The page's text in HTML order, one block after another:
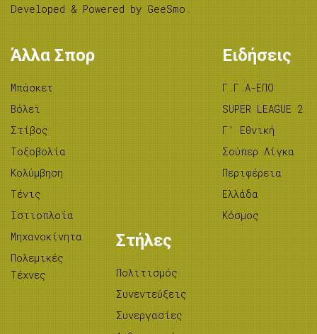
Developed & Powered by GeeSmo .
Άλλα Σπορ
Μπάσκετ
Βόλεϊ
Στίβος
Tοξοβολία
Κολύμβηση
Τένις
Ιστιοπλοΐα
Μηχανοκίνητα
Πολεμικές
Τέχνες
Ειδήσεις
Γ.Γ.Α-ΕΠΟ
SUPER LEAGUE 2
Γ’ Εθνική
Σούπερ Λίγκα
Περιφέρεια
Ελλάδα
Κόσμος
Στήλες
Πολιτισμός
Συνεντεύξεις
Συνεργασίες